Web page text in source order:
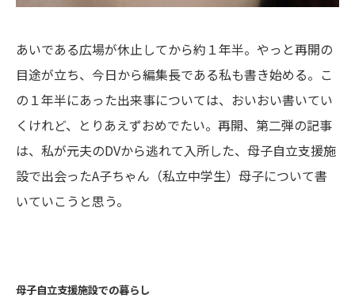
あいである広場が休止してから約１年半。やっと再開の
目途が立ち、今日から編集長である私も書き始める。こ
の１年半にあった出来事については、おいおい書いてい
くけれど、とりあえずおめでたい。再開、第二弾の記事
は、私が元夫のDVから逃れて入所した、母子自立支援施
設で出会ったA子ちゃん（私立中学生）母子について書
いていこうと思う。
母子自立支援施設での暮らし